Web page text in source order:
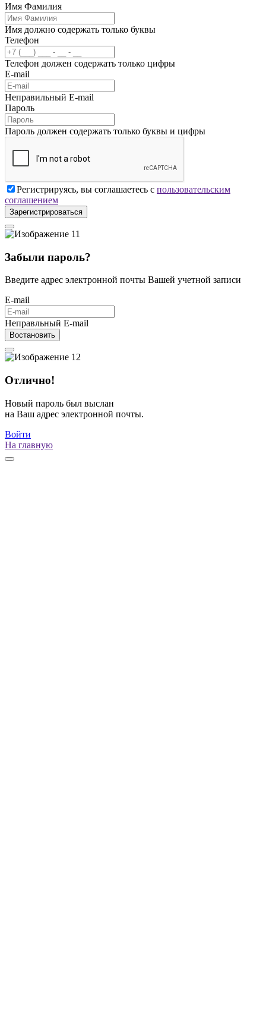
Имя Фамилия
Имя должно содержать только буквы
Телефон
Телефон должен содержать только цифры
E-mail
Неправильный E-mail
Пароль
Пароль должен содержать только буквы и цифры
Регистрируясь, вы соглашаетесь с пользовательским
соглашением
Зарегистрироваться
Забыли пароль?
Введите адрес электронной почты Вашей учетной записи
E-mail
Неправльный E-mail
Востановить
Отлично!
Новый пароль был выслан
на Ваш адрес электронной почты.
Войти
На главную